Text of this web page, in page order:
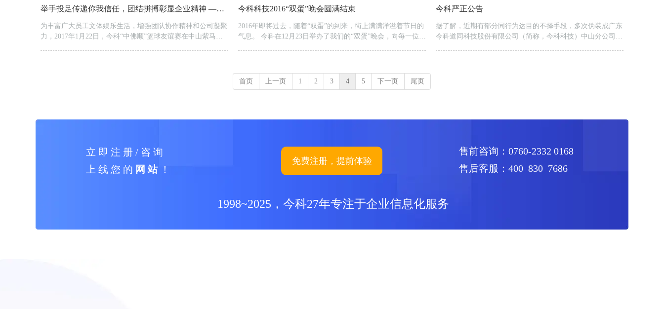
举手投足传递你我信任，团结拼搏彰显企业精神 ——今科“中佛顺”篮球友谊赛圆满举行
为丰富广大员工文体娱乐生活，增强团队协作精神和公司凝聚
力，2017年1月22日，今科“中佛顺”篮球友谊赛在中山紫马岭
今科科技2016“双蛋”晚会圆满结束
2016年即将过去，随着“双蛋”的到来，街上满满洋溢着节日的
气息。 今科在12月23日举办了我们的“双蛋”晚会，向每一位与
的家人们~~至于神秘大奖，肯定是留给为我们晚会出演节目的
家人们的啦~~贴心的行政人事...
今科严正公告
据了解，近期有部分同行为达目的不择手段，多次伪装成广东
今科道同科技股份有限公司（简称，今科科技）中山分公司的
首页 上一页 1 2 3 4 5 下一页 尾页
售前咨询：0760-2332 0168
售后客服：400 830 7686
1998~2025，今科27年专注于企业信息化服务
立 即 注 册 / 咨 询
上 线 您 的 网 站！
免费注册，提前体验